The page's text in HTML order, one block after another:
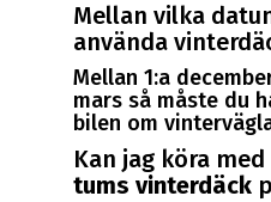
Mellan vilka
använda
Mellan 1:a
mars så måste du
bilen om
Kan jag köra
tums vinterdäck